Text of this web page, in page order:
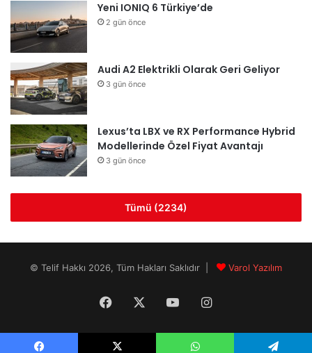
Yeni IONIQ 6 Türkiye’de
2 gün önce
Audi A2 Elektrikli Olarak Geri Geliyor
3 gün önce
Lexus’ta LBX ve RX Performance Hybrid
Modellerinde Özel Fiyat Avantajı
3 gün önce
Tümü (2234)
© Telif Hakkı 2026, Tüm Hakları Saklıdır | Varol Yazılım
Facebook YouTubeInstagram